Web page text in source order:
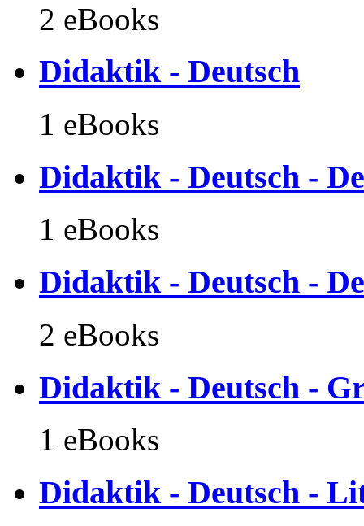
2 eBooks
Didaktik - Deutsch
1 eBooks
Didaktik - Deutsch -
1 eBooks
Didaktik - Deutsch -
2 eBooks
Didaktik - Deutsch -
1 eBooks
Didaktik - Deutsch -